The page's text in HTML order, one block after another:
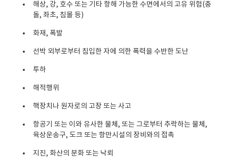
해상, 강, 호수 또는 기타 항해 가능한 수면에서의 고유 위험(충
돌, 좌초, 침몰 등)
화재, 폭발
선박 외부로부터 침입한 자에 의한 폭력을 수반한 도난
투하
해적행위
핵장치나 원자로의 고장 또는 사고
항공기 또는 이와 유사한 물체, 또는 그로부터 추락하는 물체,
육상운송구, 도크 또는 항만시설의 장비와의 접촉
지진, 화산의 분화 또는 낙뢰